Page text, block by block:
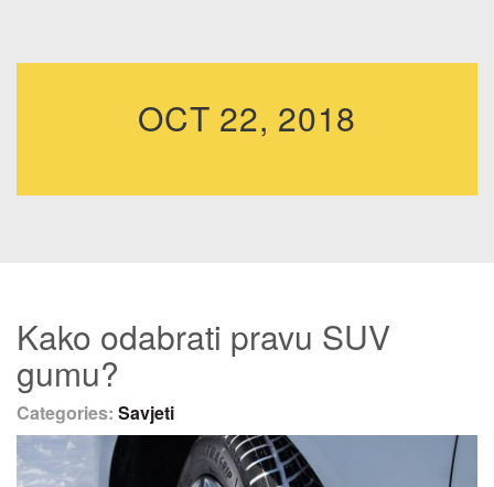
OCT 22, 2018
Kako odabrati pravu SUV
gumu?
Categories: Savjeti